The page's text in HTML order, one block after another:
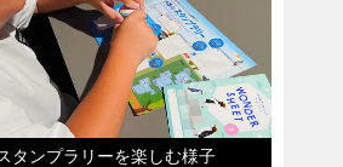
タンプラリーを楽しむ様子